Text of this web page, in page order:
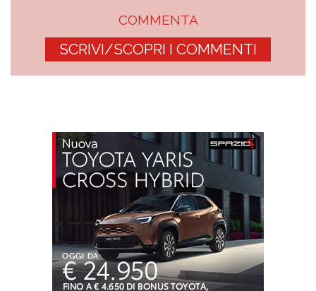
COMMENTA
SCRIVI/SCOPRI I COMMENTI